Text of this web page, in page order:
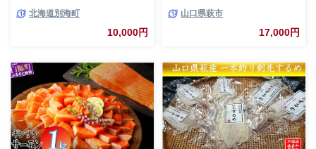
とから選べる！ ギフト いくら
ほたて 海鮮 牛肉 ケーキ アイス
【BY0000010】（ 後から選べ
カタログギフト あとからカタロ
グ あとからカタログポイント
あとからカタログギフト ふるさ
と納税 ）
北海道別海町
10,000円
山口県萩市
17,000円